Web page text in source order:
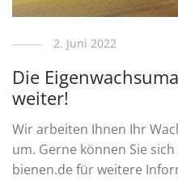
2. Juni 2022
Die
weiter!
Wir arbeiten Ihnen Ihr
um. Gerne können Sie
bienen.de für weitere